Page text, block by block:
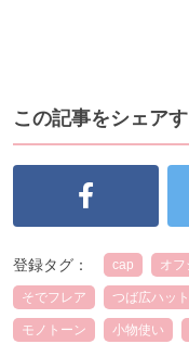
この記事をシェア
登録タグ： cap オフ
そでフレア つば広ハット
モノトーン 小物使い